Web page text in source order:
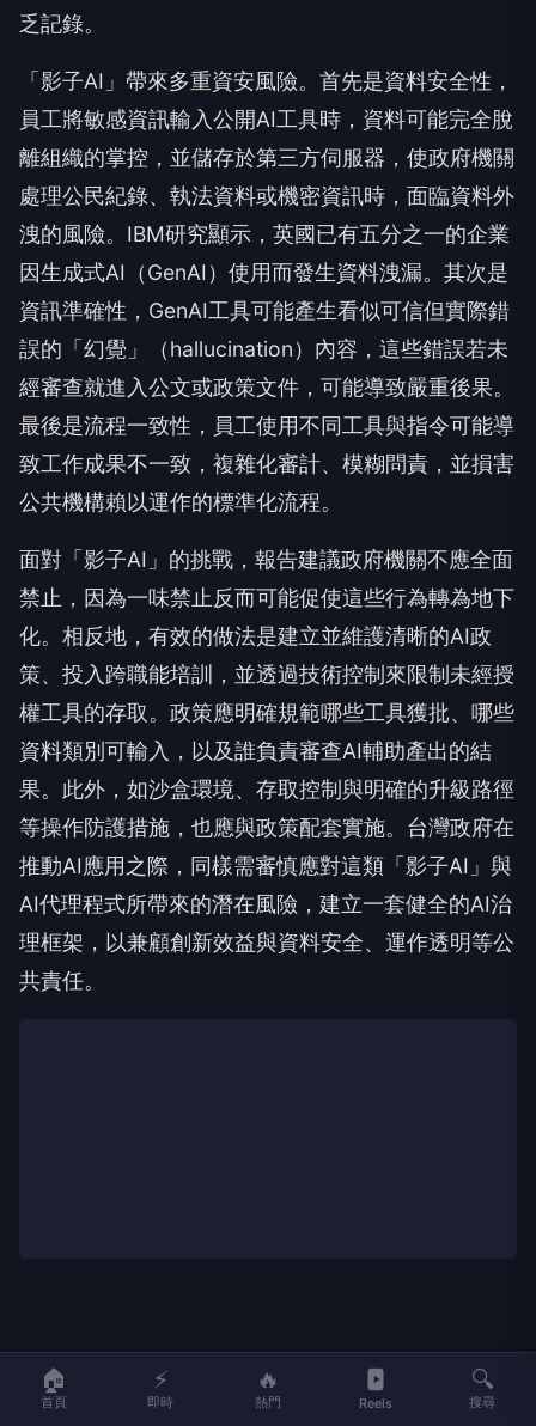
乏記錄。
「影子AI」帶來多重資安風險。首先是資料安全性，
員工將敏感資訊輸入公開AI工具時，資料可能完全脫
離組織的掌控，並儲存於第三方伺服器，使政府機關
處理公民紀錄、執法資料或機密資訊時，面臨資料外
洩的風險。IBM研究顯示，英國已有五分之一的企業
因生成式AI（GenAI）使用而發生資料洩漏。其次是
資訊準確性，GenAI工具可能產生看似可信但實際錯
誤的「幻覺」（hallucination）內容，這些錯誤若未
經審查就進入公文或政策文件，可能導致嚴重後果。
最後是流程一致性，員工使用不同工具與指令可能導
致工作成果不一致，複雜化審計、模糊問責，並損害
公共機構賴以運作的標準化流程。
面對「影子AI」的挑戰，報告建議政府機關不應全面
禁止，因為一味禁止反而可能促使這些行為轉為地下
化。相反地，有效的做法是建立並維護清晰的AI政
策、投入跨職能培訓，並透過技術控制來限制未經授
權工具的存取。政策應明確規範哪些工具獲批、哪些
資料類別可輸入，以及誰負責審查AI輔助產出的結
果。此外，如沙盒環境、存取控制與明確的升級路徑
等操作防護措施，也應與政策配套實施。台灣政府在
推動AI應用之際，同樣需審慎應對這類「影子AI」與
AI代理程式所帶來的潛在風險，建立一套健全的AI治
理框架，以兼顧創新效益與資料安全、運作透明等公
共責任。
🏠
首頁
⚡
即時
🔥
熱門 Reels
🔍
搜尋